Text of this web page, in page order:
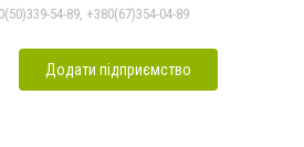
54-89, +380(67)354-04-89
Додати підприємство